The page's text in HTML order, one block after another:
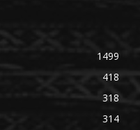
1499
418
318
314